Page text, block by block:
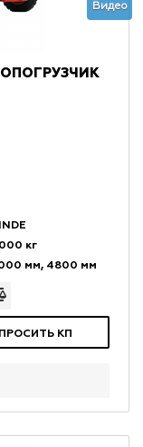
Видео
кг
мм, 4800 мм
КП